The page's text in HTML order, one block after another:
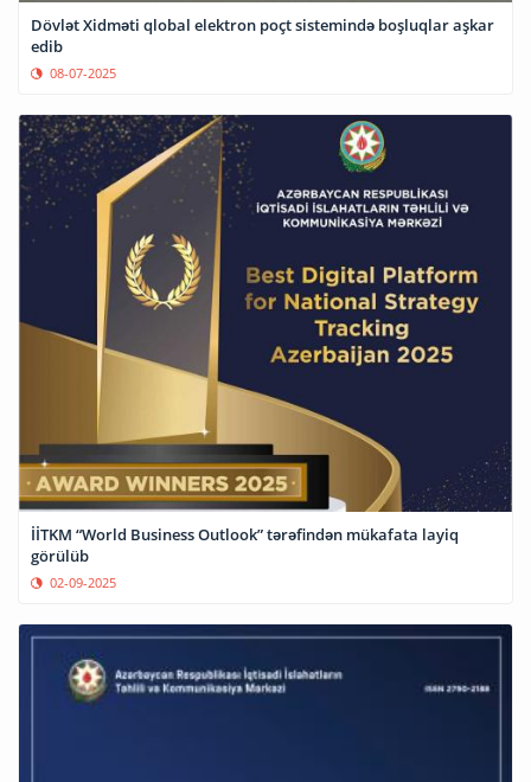
Dövlət Xidməti qlobal elektron poçt sistemində boşluqlar aşkar
edib
08-07-2025
İİTKM “World Business Outlook” tərəfindən mükafata layiq
görülüb
02-09-2025